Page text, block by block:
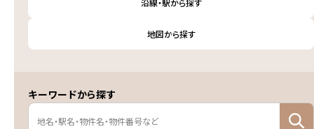
沿線・駅から探す
地図から探す
キーワードから探す